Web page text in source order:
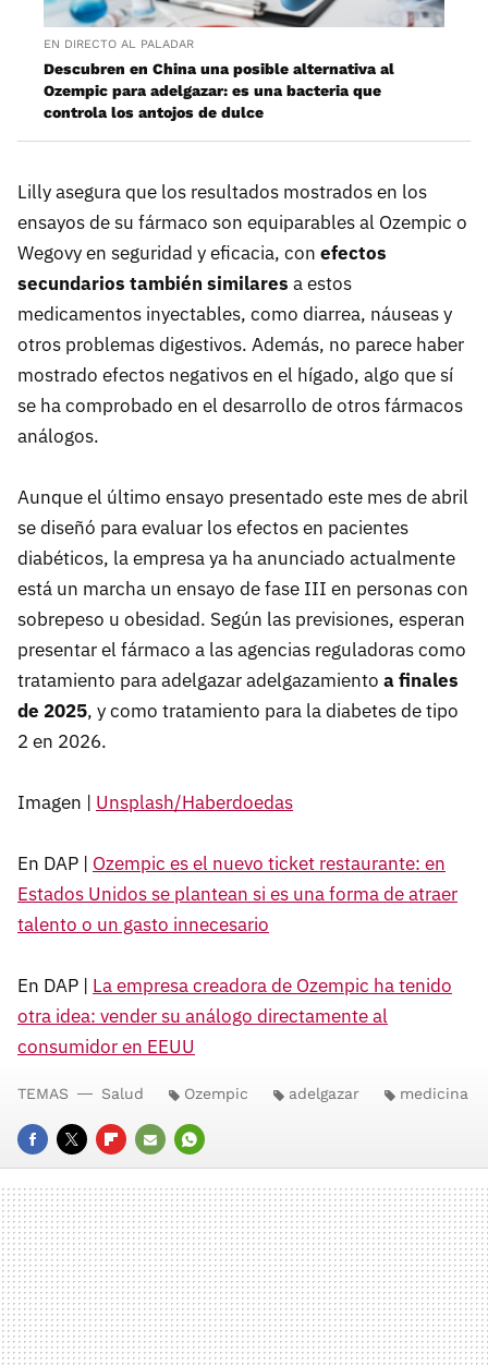
EN DIRECTO AL PALADAR
Descubren en China una posible alternativa al
Ozempic para adelgazar: es una bacteria que
controla los antojos de dulce
Lilly asegura que los resultados mostrados en los
ensayos de su fármaco son equiparables al Ozempic o
Wegovy en seguridad y eficacia, con efectos
secundarios también similares a estos
medicamentos inyectables, como diarrea, náuseas y
otros problemas digestivos. Además, no parece haber
mostrado efectos negativos en el hígado, algo que sí
se ha comprobado en el desarrollo de otros fármacos
análogos.
Aunque el último ensayo presentado este mes de abril
se diseñó para evaluar los efectos en pacientes
diabéticos, la empresa ya ha anunciado actualmente
está un marcha un ensayo de fase III en personas con
sobrepeso u obesidad. Según las previsiones, esperan
presentar el fármaco a las agencias reguladoras como
tratamiento para adelgazar adelgazamiento a finales
de 2025, y como tratamiento para la diabetes de tipo
2 en 2026.
Imagen | Unsplash/Haberdoedas
En DAP | Ozempic es el nuevo ticket restaurante: en
Estados Unidos se plantean si es una forma de atraer
talento o un gasto innecesario
En DAP | La empresa creadora de Ozempic ha tenido
otra idea: vender su análogo directamente al
consumidor en EEUU
FACEBOOK
TWITTERFLIPBOARD
E-
MAIL
WHATSAPP
TEMAS Salud Ozempic adelgazar medicina